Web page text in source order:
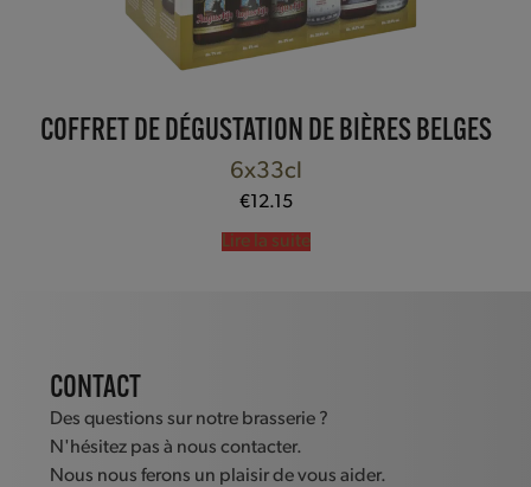
COFFRET DE DÉGUSTATION DE BIÈRES BELGES
6x33cl
€12.15
Lire la suite
CONTACT
Des questions sur notre brasserie ?
N'hésitez pas à nous contacter.
Nous nous ferons un plaisir de vous aider.